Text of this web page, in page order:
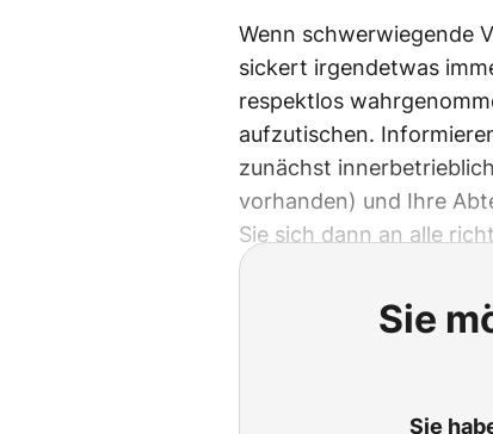
Wenn schwerwiegende
sickert irgendetwas
respektlos
aufzutischen.
zunächst
vorhanden) und Ihre
Sie sich dann an alle
Sie
Sie